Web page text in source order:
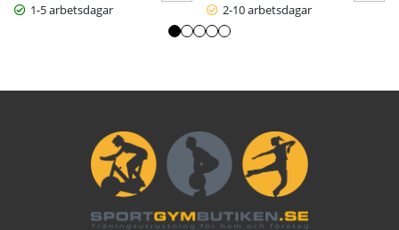
1-5 arbetsdagar
2-10 arbetsdagar